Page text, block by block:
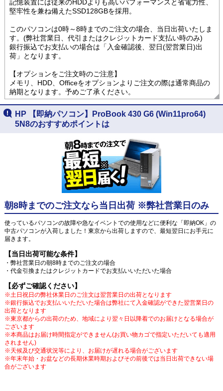
記憶装置には従来のHDDよりも高いパフォーマンスと省電力性、
堅牢性を兼ね備えたSSD128GBを採用。
このパソコンは0時～8時までのご注文の場合、当日出荷いたしま
す。(弊社営業日、代引またはクレジットカード支払い時のみ)
銀行振込でお支払いの場合は「入金確認後、翌日(翌営業日)出
荷」となります。
【オプションをご注文時のご注意】
メモリ、HDD、Officeをオプションよりご注文の際は通常商品の
納期となります。予めご了承ください。
HP 【即納パソコン】ProBook 430 G6 (Win11pro64)
5N8のおすすめポイントは
朝8時までのご注文なら当日出荷 ※弊社営業日のみ
使っているパソコンの故障や急なイベントでの使用などに便利な「即納OK」の
中古パソコンが入荷しました！東京から出荷しますので、最短翌日にお手元に
届きます。
【当日出荷可能な条件】
・弊社営業日の朝8時までのご注文の場合
・代金引換またはクレジットカードでお支払いいただいた場合
【必ずご確認ください】
※土日祝日の弊社休業日のご注文は翌営業日の出荷となります
※銀行振込でお支払いいただいた場合は弊社にて入金確認ができた翌営業日の
出荷となります
※東京都からの出荷のため、地域により翌々日以降着でのお届けとなる場合が
ございます
※本商品はお届け時間指定ができません(お買い物カゴで指定いただいても適用
されません)
※天候及び交通状況等により、お届けが遅れる場合がございます
※年末年始・お盆などの長期休業時期およびその前後では当日出荷できない場
合がございます